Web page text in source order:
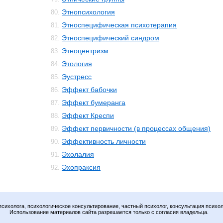
80. Этнопсихология
81. Этноспецифическая психотерапия
82. Этноспецифический синдром
83. Этноцентризм
84. Этология
85. Эустресс
86. Эффект бабочки
87. Эффект бумеранга
88. Эффект Креспи
89. Эффект первичности (в процессах общения)
90. Эффективность личности
91. Эхолалия
92. Эхопраксия
психологическое консультирование, частный психолог, консультация
Использование материалов сайта разрешается только с согласия владельца.